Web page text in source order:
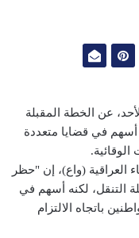
عن الخطة المقبلة
في قضايا متعددة
الوقائية.
العراقية (واع)، إن "حظر
التنقل، لكنه أسهم في
باتجاه الالتزام